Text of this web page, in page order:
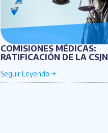
COMISIONES MÉDICAS:
RATIFICACIÓN DE LA CSJN